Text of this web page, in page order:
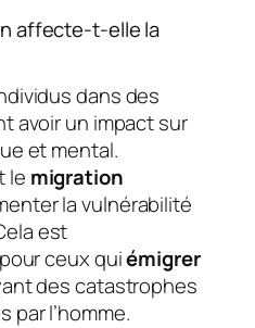
affecte-t-elle la
dans des
avoir un impact sur
et mental.
le migration
la vulnérabilité
est
ceux quiémigrer
des catastrophes
par l’homme.